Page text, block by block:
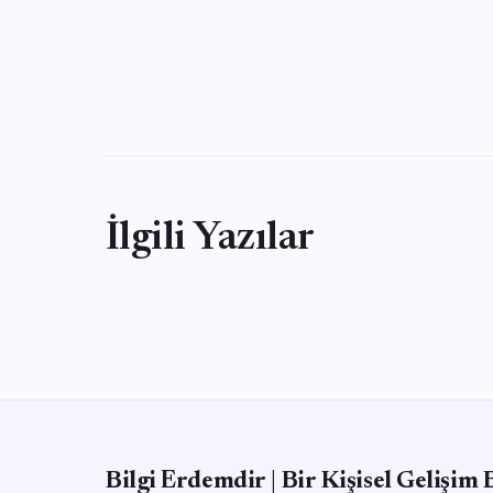
İlgili Yazılar
Bilgi Erdemdir | Bir Kişisel Gelişim